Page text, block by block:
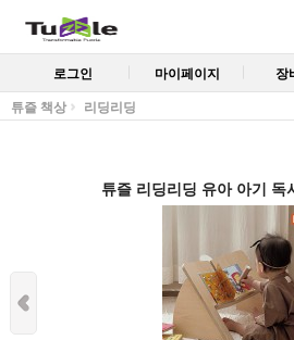
로그인 마이페이지 장
튜즐 책상 리딩리딩
튜즐 리딩리딩 유아 아기 독